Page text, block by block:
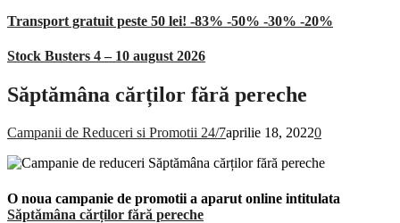
Transport gratuit peste 50 lei! -83% -50% -30% -20%
Stock Busters 4 – 10 august 2026
Săptămâna cărților fără pereche
Campanii de Reduceri si Promotii 24/7aprilie 18, 20220
O noua campanie de promotii a aparut online intitulata
Săptămâna cărților fără pereche